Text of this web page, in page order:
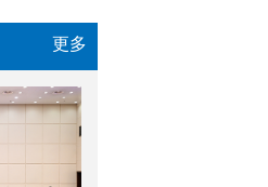
更多